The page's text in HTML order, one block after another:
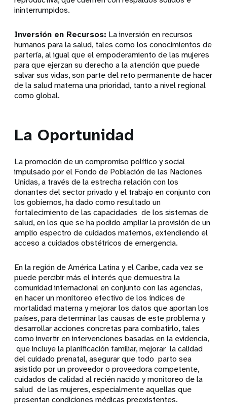
ininterrumpidos.
Inversión en Recursos: La inversión en recursos
humanos para la salud, tales como los conocimientos de
partería, al igual que el empoderamiento de las mujeres
para que ejerzan su derecho a la atención que puede
salvar sus vidas, son parte del reto permanente de hacer
de la salud materna una prioridad, tanto a nivel regional
como global.
La Oportunidad
La promoción de un compromiso político y social
impulsado por el Fondo de Población de las Naciones
Unidas, a través de la estrecha relación con los
donantes del sector privado y el trabajo en conjunto con
los gobiernos, ha dado como resultado un
fortalecimiento de las capacidades de los sistemas de
salud, en los que se ha podido ampliar la provisión de un
amplio espectro de cuidados maternos, extendiendo el
acceso a cuidados obstétricos de emergencia.
En la región de América Latina y el Caribe, cada vez se
puede percibir más el interés que demuestra la
comunidad internacional en conjunto con las agencias,
en hacer un monitoreo efectivo de los índices de
mortalidad materna y mejorar los datos que aportan los
países, para determinar las causas de este problema y
desarrollar acciones concretas para combatirlo, tales
como invertir en intervenciones basadas en la evidencia,
que incluye la planificación familiar, mejorar la calidad
del cuidado prenatal, asegurar que todo parto sea
asistido por un proveedor o proveedora competente,
cuidados de calidad al recién nacido y monitoreo de la
salud de las mujeres, especialmente aquellas que
presentan condiciones médicas preexistentes.